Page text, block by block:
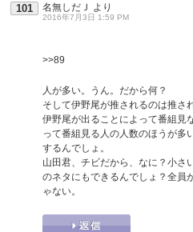
101 名無しだＪ より
2016年7月3日 1:59 PM
>>89
人が多い。うん。だから何？
そして伊野尾が推されるのは推さ
伊野尾が出ることによって番組見
って番組見る人の人数のほうが多
するんでしょ。
山田君、チビだから、なに？小さ
のネタにもできるんでしょ？全員
ゃない。